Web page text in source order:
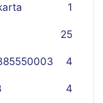
1
25
4
4